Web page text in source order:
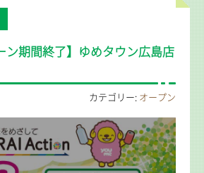
ン期間終了】ゆめタウン広島店
カテゴリー: オープン